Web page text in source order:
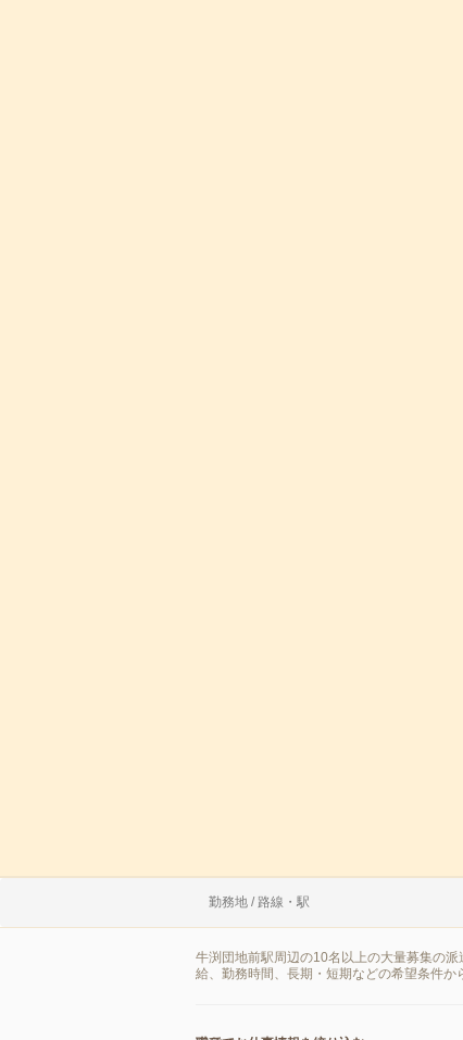
勤務地 / 路線・駅
牛渕団地前駅周辺の10名以上の大量募集の
給、勤務時間、長期・短期などの希望条件か